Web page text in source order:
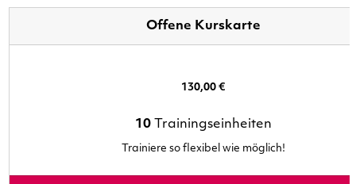
Offene Kurskarte
130,00 €
10Trainingseinheiten
Trainiere so flexibel wie möglich!